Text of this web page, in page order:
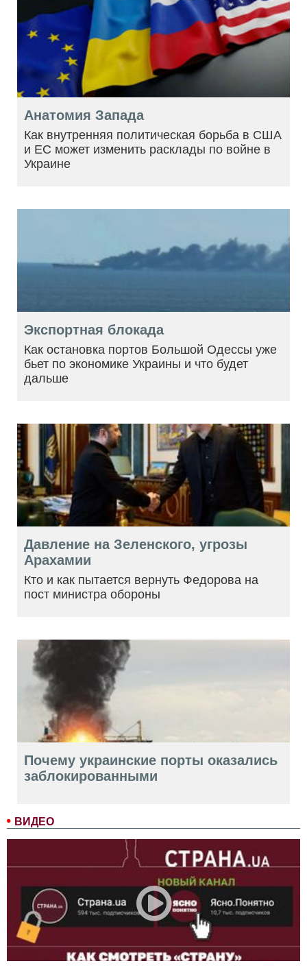
ВИДЕО
Анатомия Запада
Как внутренняя политическая борьба в США
и ЕС может изменить расклады по войне в
Украине
Экспортная блокада
Как остановка портов Большой Одессы уже
бьет по экономике Украины и что будет
дальше
Давление на Зеленского, угрозы
Арахамии
Кто и как пытается вернуть Федорова на
пост министра обороны
Почему украинские порты оказались
заблокированными